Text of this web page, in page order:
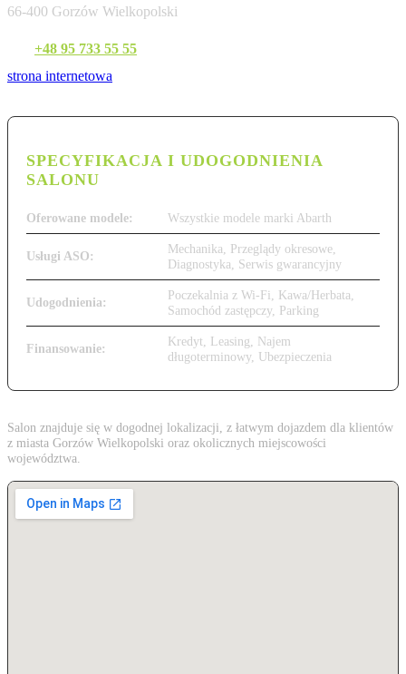
66-400 Gorzów Wielkopolski
+48 95 733 55 55
strona internetowa
SPECYFIKACJA I UDOGODNIENIA
SALONU
Oferowane modele: Wszystkie modele marki Abarth
Usługi ASO:
Mechanika, Przeglądy okresowe,
Diagnostyka, Serwis gwarancyjny
Udogodnienia:
Poczekalnia z Wi-Fi, Kawa/Herbata,
Samochód zastępczy, Parking
Finansowanie:
Kredyt, Leasing, Najem
długoterminowy, Ubezpieczenia
Salon znajduje się w dogodnej lokalizacji, z łatwym dojazdem dla klientów
z miasta Gorzów Wielkopolski oraz okolicznych miejscowości
województwa.